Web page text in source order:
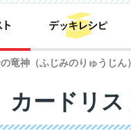
竜神（ふじみのりゅうじん
カードリス